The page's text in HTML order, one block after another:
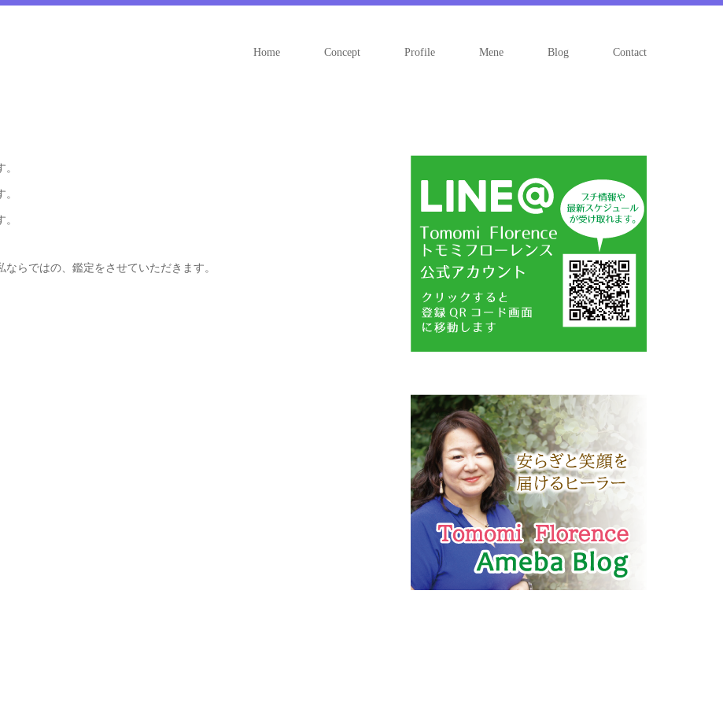
Home Concept Profile Mene Blog Contact
らではの、鑑定をさせていただきます。